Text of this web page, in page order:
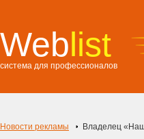
Weblist
система для профессионалов
Новости рекламы Владелец